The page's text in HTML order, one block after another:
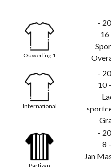
Ouwerling 1
-
16
International
-
10
Partizan
-
8
Jan